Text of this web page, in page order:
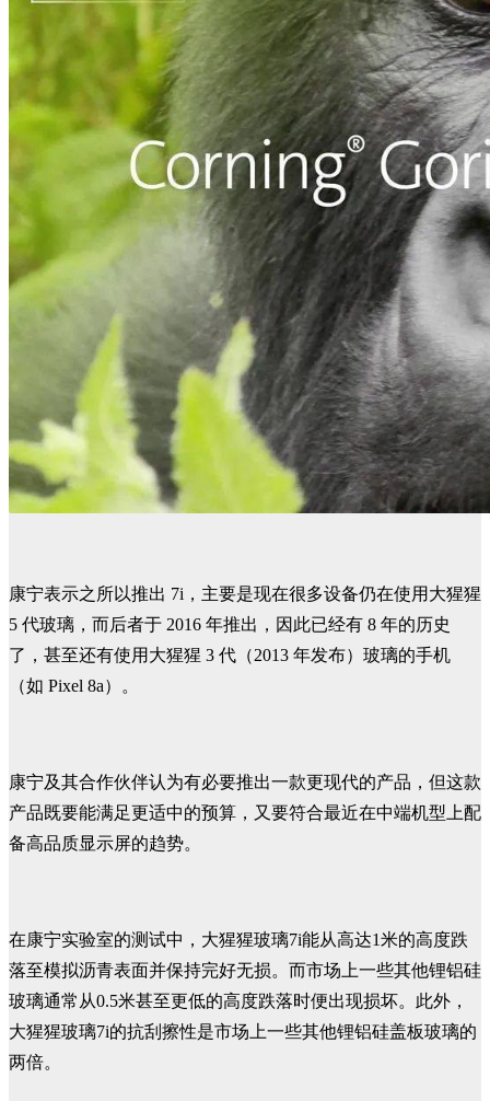
康宁表示之所以推出 7i，主要是现在很多设备仍在使用大猩猩
5 代玻璃，而后者于 2016 年推出，因此已经有 8 年的历史
了，甚至还有使用大猩猩 3 代（2013 年发布）玻璃的手机
（如 Pixel 8a）。
康宁及其合作伙伴认为有必要推出一款更现代的产品，但这款
产品既要能满足更适中的预算，又要符合最近在中端机型上配
备高品质显示屏的趋势。
在康宁实验室的测试中，大猩猩玻璃7i能从高达1米的高度跌
落至模拟沥青表面并保持完好无损。而市场上一些其他锂铝硅
玻璃通常从0.5米甚至更低的高度跌落时便出现损坏。此外，
大猩猩玻璃7i的抗刮擦性是市场上一些其他锂铝硅盖板玻璃的
两倍。